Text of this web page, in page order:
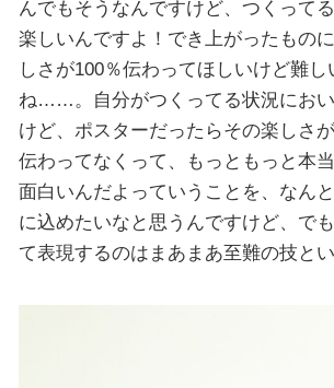
んでもそうなんですけど、つくって
楽しいんですよ！でき上がったもの
しさが100％伝わってほしいけど難し
ね……。自分がつくってる状況にお
けど、ポスターだったらその楽しさ
伝わってなくって、もっともっと本
面白いんだよっていうことを、なん
に込めたいなと思うんですけど、で
て表現するのはまあまあ至難の技とい